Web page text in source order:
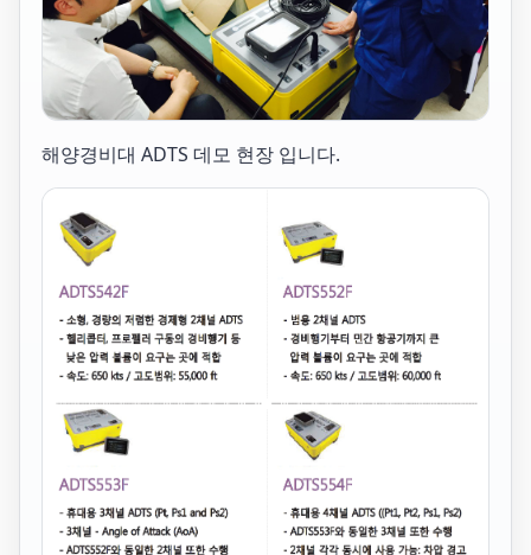
해양경비대 ADTS 데모 현장 입니다.